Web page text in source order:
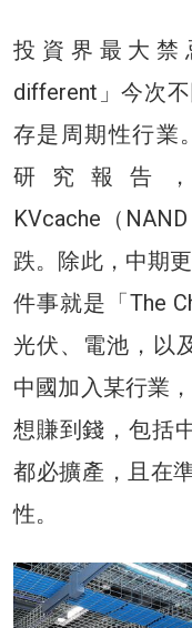
投資界最大禁
different」今次
存是周期性行業
研究報告
KVcache（
跌。除此，中期
件事就是「The
光伏、電池，以
中國加入某行業
想賺到錢，包括
都必擴產，且在
性。